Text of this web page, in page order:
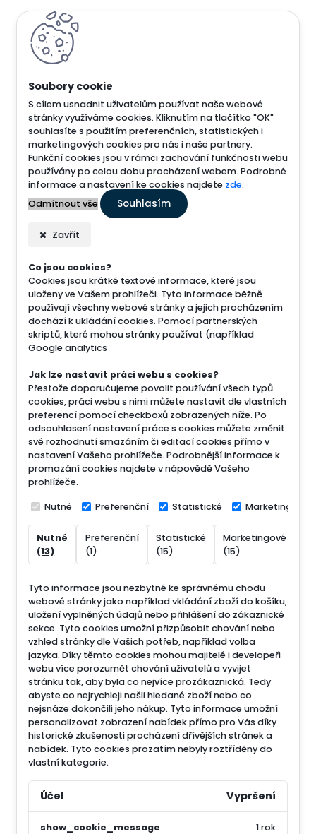
S cílem usnadnit uživatelům používat naše webové
stránky využíváme cookies. Kliknutím na tlačítko "OK"
souhlasíte s použitím preferenčních, statistických i
marketingových cookies pro nás i naše partnery.
Funkční cookies jsou v rámci zachování funkčnosti webu
používány po celou dobu procházení webem. Podrobné
informace a nastavení ke cookies najdete zde.
Odmítnout vše
Souhlasím
Zavřít
Co jsou cookies?
Cookies jsou krátké textové informace, které jsou
uloženy ve Vašem prohlížeči. Tyto informace běžně
používají všechny webové stránky a jejich procházením
dochází k ukládání cookies. Pomocí partnerských
skriptů, které mohou stránky používat (například
Google analytics
Jak lze nastavit práci webu s cookies?
Přestože doporučujeme povolit používání všech typů
cookies, práci webu s nimi můžete nastavit dle vlastních
preferencí pomocí checkboxů zobrazených níže. Po
odsouhlasení nastavení práce s cookies můžete změnit
své rozhodnutí smazáním či editací cookies přímo v
nastavení Vašeho prohlížeče. Podrobnější informace k
promazání cookies najdete v nápovědě Vašeho
prohlížeče.
Nutné Preferenční Statistické Marketingové
Nutné
(13)
Preferenční
(1)
Statistické
(15)
Marketingové
(15)
Tyto informace jsou nezbytné ke správnému chodu
webové stránky jako například vkládání zboží do košíku,
uložení vyplněných údajů nebo přihlášení do zákaznické
sekce. Tyto cookies umožní přizpůsobit chování nebo
vzhled stránky dle Vašich potřeb, například volba
jazyka. Díky těmto cookies mohou majitelé i developeři
webu více porozumět chování uživatelů a vyvijet
stránku tak, aby byla co nejvíce prozákaznická. Tedy
abyste co nejrychleji našli hledané zboží nebo co
nejsnáze dokončili jeho nákup. Tyto informace umožní
personalizovat zobrazení nabídek přímo pro Vás díky
historické zkušenosti procházení dřívějších stránek a
nabídek. Tyto cookies prozatím nebyly roztříděny do
vlastní kategorie.
Účel Vypršení
show_cookie_message
1 rok